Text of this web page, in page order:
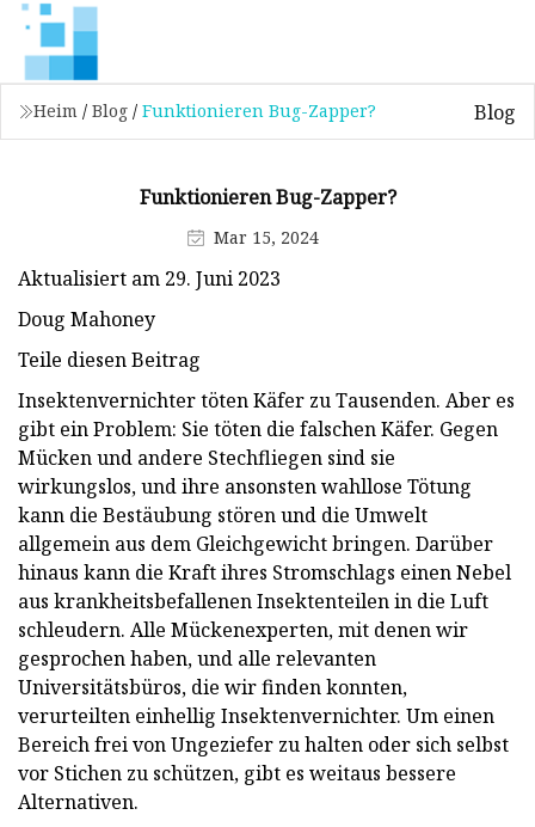
Heim / Blog / Funktionieren Bug-Zapper? Blog
Funktionieren Bug-Zapper?
Mar 15, 2024
Aktualisiert am 29. Juni 2023
Doug Mahoney
Teile diesen Beitrag
Insektenvernichter töten Käfer zu Tausenden. Aber es
gibt ein Problem: Sie töten die falschen Käfer. Gegen
Mücken und andere Stechfliegen sind sie
wirkungslos, und ihre ansonsten wahllose Tötung
kann die Bestäubung stören und die Umwelt
allgemein aus dem Gleichgewicht bringen. Darüber
hinaus kann die Kraft ihres Stromschlags einen Nebel
aus krankheitsbefallenen Insektenteilen in die Luft
schleudern. Alle Mückenexperten, mit denen wir
gesprochen haben, und alle relevanten
Universitätsbüros, die wir finden konnten,
verurteilten einhellig Insektenvernichter. Um einen
Bereich frei von Ungeziefer zu halten oder sich selbst
vor Stichen zu schützen, gibt es weitaus bessere
Alternativen.